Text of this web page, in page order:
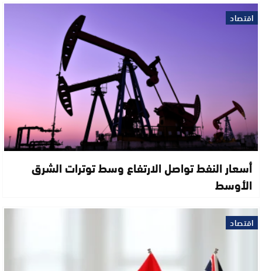
اقتصاد
أسعار النفط تواصل الارتفاع وسط توترات الشرق
الأوسط
اقتصاد